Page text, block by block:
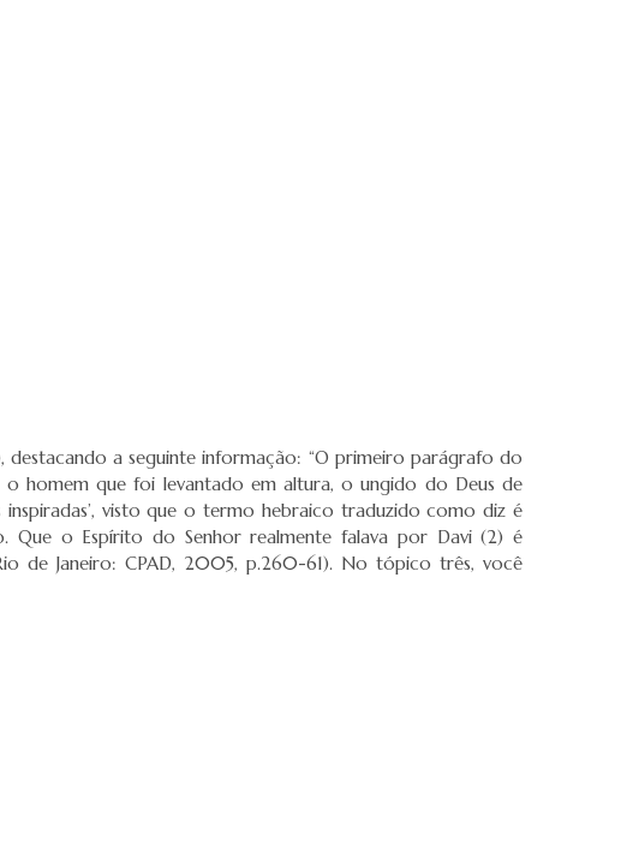
a seguinte informação: “O primeiro parágrafo do
homem que foi levantado em altura, o ungido do Deus de
inspiradas’, visto que o termo hebraico traduzido como diz é
Que o Espírito do Senhor realmente falava por Davi (2) é
de Janeiro: CPAD, 2005, p.260-61). No tópico três, você